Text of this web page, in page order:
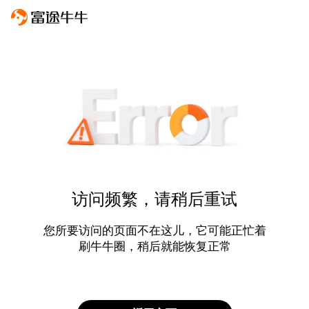
访问频繁，请稍后重试
您所要访问的页面不在这儿，它可能正忙着
刷牛牛圈，稍后就能恢复正常